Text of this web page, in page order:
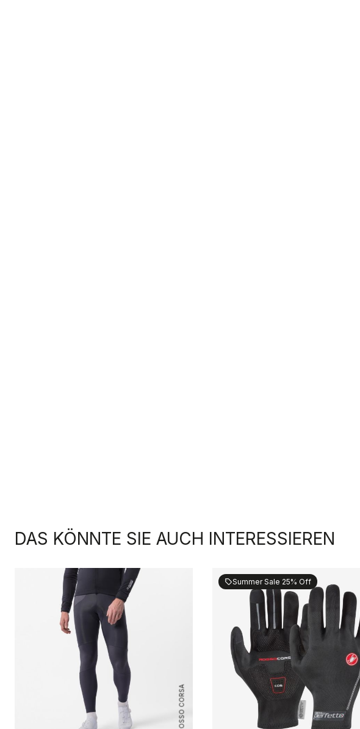
DAS KÖNNTE SIE AUCH INTERESSIEREN
ROSSO CORSA
sellSummer Sale 25% Off